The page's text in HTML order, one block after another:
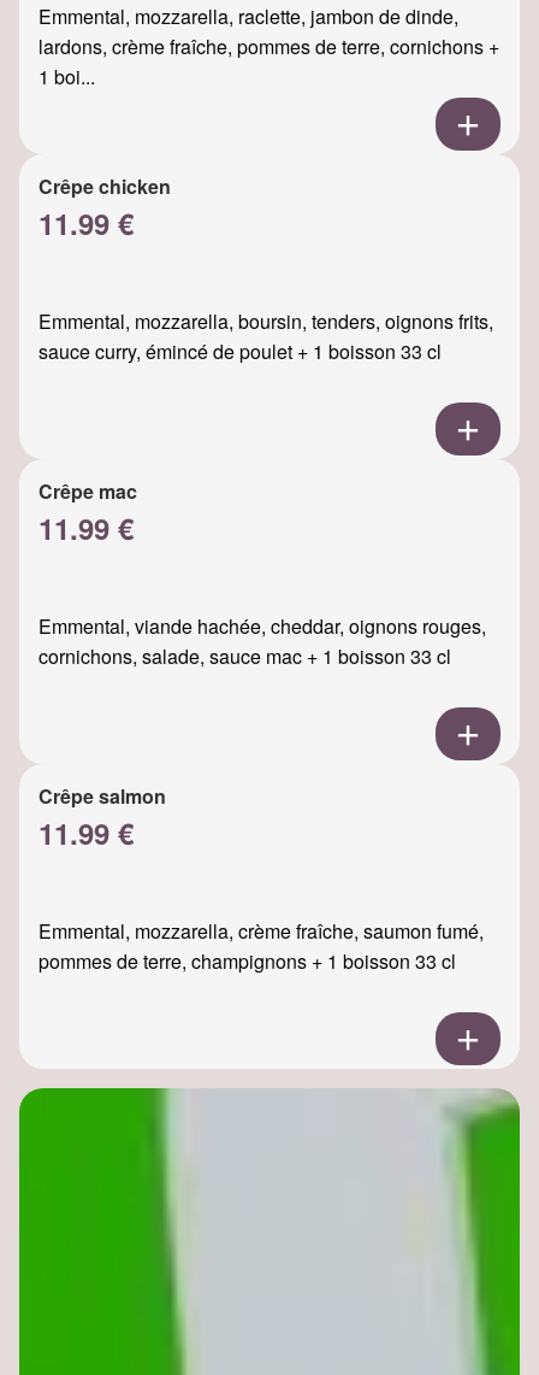
Emmental, mozzarella, raclette, jambon de dinde,
lardons, crème fraîche, pommes de terre, cornichons +
1 boi...
Crêpe chicken
11.99 €
Emmental, mozzarella, boursin, tenders, oignons frits,
sauce curry, émincé de poulet + 1 boisson 33 cl
Crêpe mac
11.99 €
Emmental, viande hachée, cheddar, oignons rouges,
cornichons, salade, sauce mac + 1 boisson 33 cl
Crêpe salmon
11.99 €
Emmental, mozzarella, crème fraîche, saumon fumé,
pommes de terre, champignons + 1 boisson 33 cl